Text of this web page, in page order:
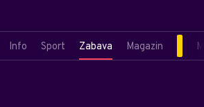
Info Sport Zabava Magazin